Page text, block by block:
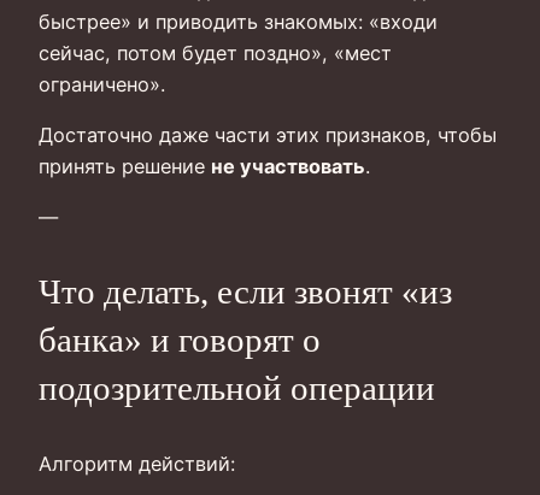
быстрее» и приводить знакомых: «входи
сейчас, потом будет поздно», «мест
ограничено».
Достаточно даже части этих признаков, чтобы
принять решение не участвовать.
—
Что делать, если звонят «из
банка» и говорят о
подозрительной операции
Алгоритм действий: